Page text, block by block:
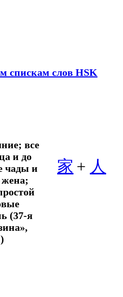
спискам слов HSK
все
и до
чады и
(37-я
家 + 人